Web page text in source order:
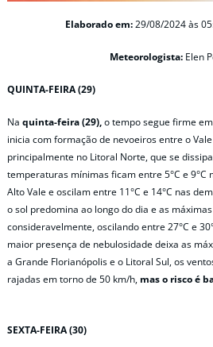
Elaborado em:29/08/2024 às
Meteorologista: Elen
QUINTA-FEIRA (29)
Na quinta-feira (29),o tempo segue firme
inicia com formação de nevoeiros entre o
principalmente no Litoral Norte, que se
temperaturas mínimas ficam entre 5°C e 9°C
Alto Vale e oscilam entre 11°C e 14°C nas
o sol predomina ao longo do dia e as
consideravelmente, oscilando entre 27°C e
maior presença de nebulosidade deixa as
a Grande Florianópolis e o Litoral Sul, os
rajadas em torno de 50 km/h, mas o risco é
SEXTA-FEIRA (30)